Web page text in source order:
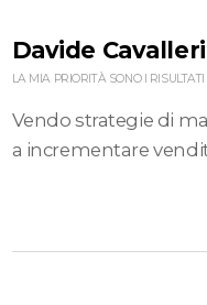
Davide Cavalleri
LA MIA PRIORITÀ SONO I RISULTATI
Vendo strategie di
a incrementare